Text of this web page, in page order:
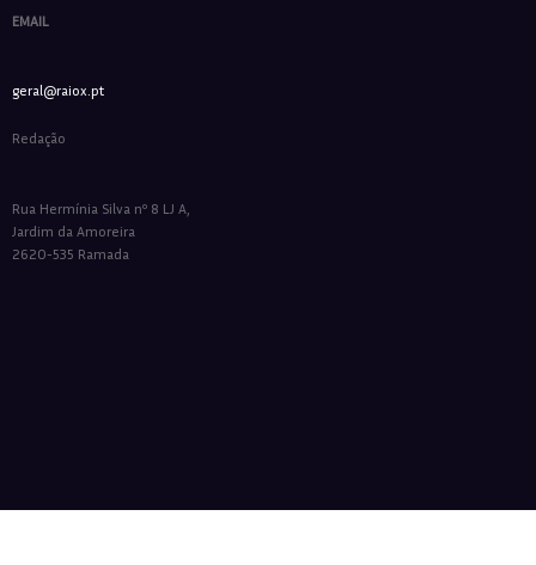
EMAIL
geral@raiox.pt
Redação
Rua Hermínia Silva nº 8 LJ A,
Jardim da Amoreira
2620-535 Ramada